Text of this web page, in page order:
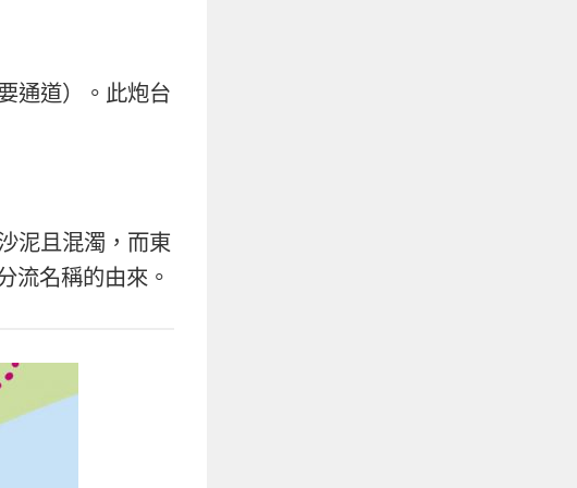
通道）。此炮台
泥且混濁，而東
流名稱的由來。